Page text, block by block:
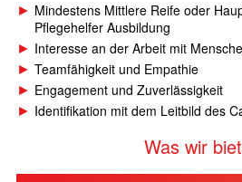
Mindestens Mittlere Reife oder
Pflegehelfer Ausbildung
Interesse an der Arbeit mit
Teamfähigkeit und Empathie
Engagement und Zuverlässigkeit
Identifikation mit dem Leitbild des
Was wir